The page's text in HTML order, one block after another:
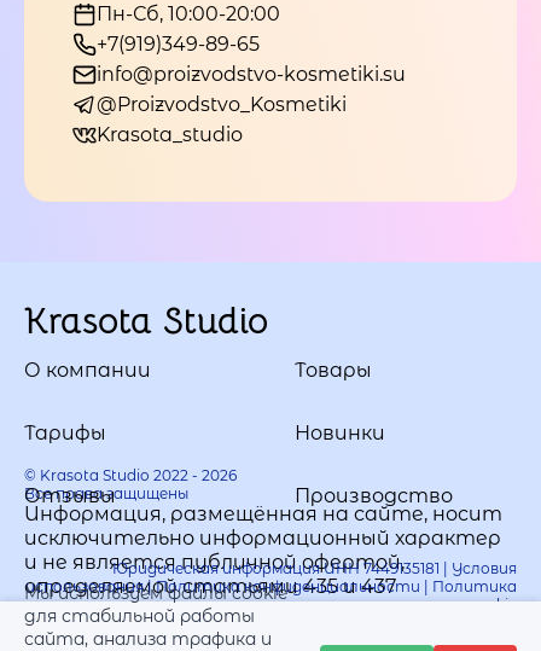
Пн-Сб, 10:00-20:00
+7(919)349-89-65
info@proizvodstvo-kosmetiki.su
@Proizvodstvo_Kosmetiki
Krasota_studio
Krasota Studio
© Krasota Studio 2022 - 2026
Все права защищены
О компании Товары
Тарифы Новинки
Отзывы Производство
Юридическая информация ИНН 7449135181 | Условия
использования|Политика конфиденциальности
Политика
использования cookie
Информация, размещённая на сайте, носит
исключительно информационный характер
и не является публичной офертой,
определяемой статьями 435 и 437
Гражданского кодекса РФ.
Мы используем файлы cookie
для стабильной работы
сайта, анализа трафика и